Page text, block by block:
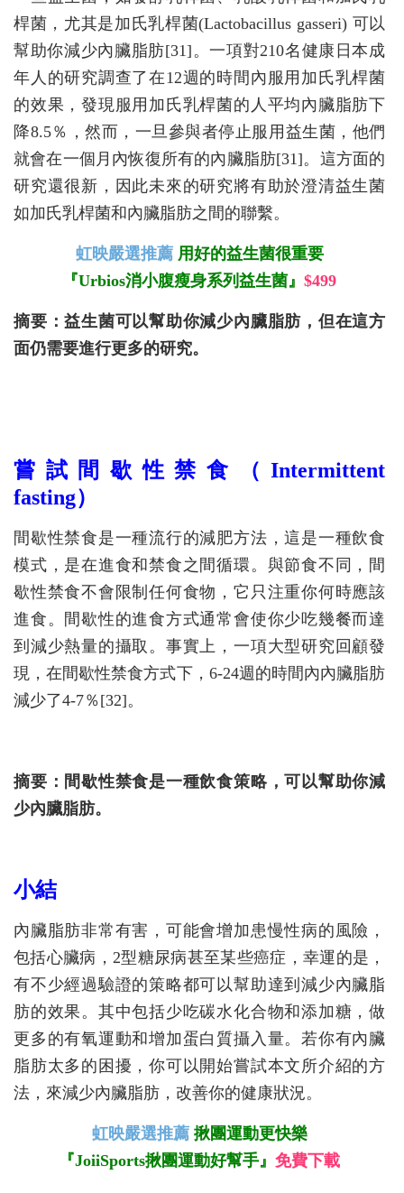
桿菌，尤其是加氏乳桿菌(Lactobacillus gasseri) 可以
幫助你減少內臟脂肪[31]。一項對210名健康日本成
年人的研究調查了在12週的時間內服用加氏乳桿菌
的效果，發現服用加氏乳桿菌的人平均內臟脂肪下
降8.5％，然而，一旦參與者停止服用益生菌，他們
就會在一個月內恢復所有的內臟脂肪[31]。這方面的
研究還很新，因此未來的研究將有助於澄清益生菌
如加氏乳桿菌和內臟脂肪之間的聯繫。
虹映嚴選推薦 用好的益生菌很重要
『Urbios消小腹瘦身系列益生菌』$499
摘要：益生菌可以幫助你減少內臟脂肪，但在這方
面仍需要進行更多的研究。
嘗試間歇性禁食（Intermittent
fasting）
間歇性禁食是一種流行的減肥方法，這是一種飲食
模式，是在進食和禁食之間循環。與節食不同，間
歇性禁食不會限制任何食物，它只注重你何時應該
進食。間歇性的進食方式通常會使你少吃幾餐而達
到減少熱量的攝取。事實上，一項大型研究回顧發
現，在間歇性禁食方式下，6-24週的時間內內臟脂肪
減少了4-7％[32]。
摘要：間歇性禁食是一種飲食策略，可以幫助你減
少內臟脂肪。
小結
內臟脂肪非常有害，可能會增加患慢性病的風險，
包括心臟病，2型糖尿病甚至某些癌症，幸運的是，
有不少經過驗證的策略都可以幫助達到減少內臟脂
肪的效果。其中包括少吃碳水化合物和添加糖，做
更多的有氧運動和增加蛋白質攝入量。若你有內臟
脂肪太多的困擾，你可以開始嘗試本文所介紹的方
法，來減少內臟脂肪，改善你的健康狀況。
虹映嚴選推薦 揪團運動更快樂
『JoiiSports揪團運動好幫手』免費下載